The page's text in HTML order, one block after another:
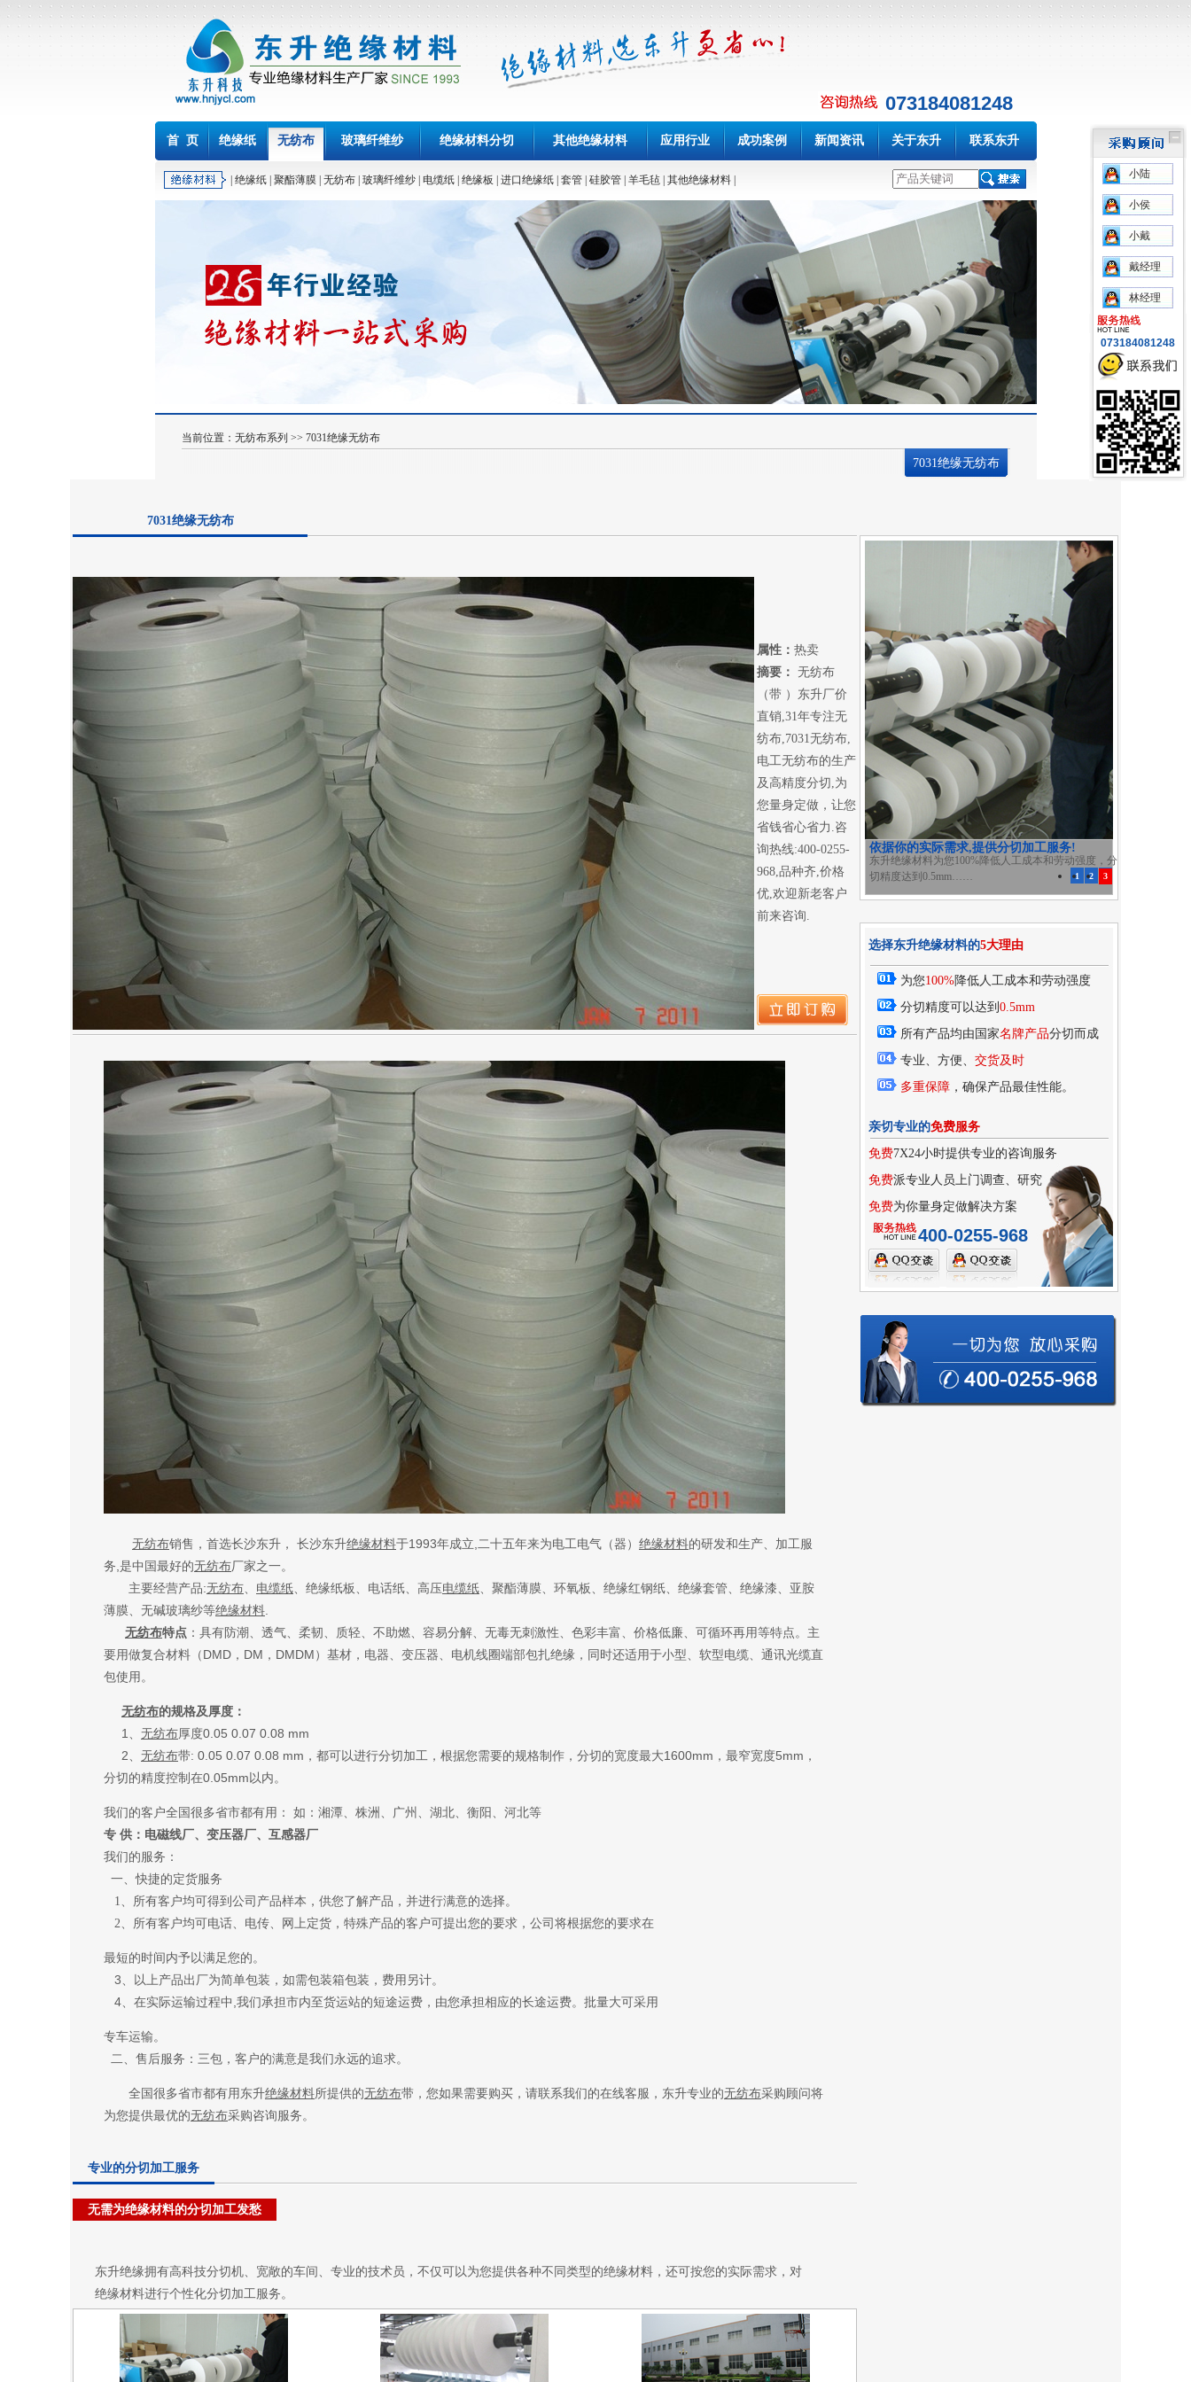
073184081248
首 页 绝缘纸 无纺布 玻璃纤维纱 绝缘材料分切 其他绝缘材料 应用行业 成功案例 新闻资讯 关于东升 联系东升
绝缘纸| 聚酯薄膜| 无纺布| 玻璃纤维纱| 电缆纸| 绝缘板 进口绝缘纸| 套管| 硅胶管| 羊毛毡| 其他绝缘材料|
当前位置： 无纺布系列 >> 7031绝缘无纺布
7031绝缘无纺布
7031绝缘无纺布
属性： 热卖
摘要： 无纺布
（带 ）东升厂价
直销,31年专注无
纺布,7031无纺布,
电工无纺布的生产
及高精度分切,为
您量身定做，让您
省钱省心省力.咨
询热线:400-0255-
968,品种齐,价格
优,欢迎新老客户
前来咨询.
无纺布销售，首选长沙东升， 长沙东升绝缘材料于1993年成立,二十五年来为电工电气（器） 绝缘材料的研发和生产、加工服
务,是中国最好的无纺布厂家之一。
主要经营产品:无纺布 电缆纸 、绝缘纸板、电话纸、高压电缆纸 、聚酯薄膜、环氧板、绝缘红钢纸、绝缘套管、绝缘漆、亚胺
薄膜、无碱玻璃纱等绝缘材料
无纺布特点 ：具有防潮、透气、柔韧、质轻、不助燃、容易分解、无毒无刺激性、色彩丰富、价格低廉、可循环再用等特点。主
要用做复合材料（DMD，DM，DMDM）基材，电器、变压器、电机线圈端部包扎绝缘，同时还适用于小型、软型电缆、通讯光缆直
包使用。
无纺布的规格及厚度：
1、 无纺布厚度0.05 0.07 0.08 mm
2、 无纺布带: 0.05 0.07 0.08 mm，都可以进行分切加工，根据您需要的规格制作，分切的宽度最大1600mm，最窄宽度5mm，
分切的精度控制在0.05mm以内。
我们的客户全国很多省市都有用： 如：湘潭、株洲、广州、湖北、衡阳、河北等
专 供：电磁线厂、变压器厂、互感器厂
我们的服务：
一、快捷的定货服务
1、所有客户均可得到公司产品样本，供您了解产品，并进行满意的选择。
2、所有客户均可电话、电传、网上定货，特殊产品的客户可提出您的要求，公司将根据您的要求在
最短的时间内予以满足您的。
3、以上产品出厂为简单包装，如需包装箱包装，费用另计。
4、在实际运输过程中,我们承担市内至货运站的短途运费，由您承担相应的长途运费。批量大可采用
专车运输。
二、售后服务：三包，客户的满意是我们永远的追求。
全国很多省市都有用东升绝缘材料所提供的无纺布带， 您如果需要购买 ，请联系我们的在线客服，东升专业的无纺布采购顾问将
为您提供最优的无纺布采购咨询服务。
专业的分切加工服务
无需为绝缘材料的分切加工发愁
东升绝缘拥有高科技分切机、宽敞的车间、专业的技术员，不仅可以为您提供各种不同类型的绝缘材料，还可按您的实际需求，对
绝缘材料进行个性化分切加工服务。
100%的为您承担了分切的损耗!
东升绝缘材料完全按照您的需求进行分切加工，损耗
无需担忧，按您需要的规格……
1 2 3
选择东升绝缘材料的5大理由
为您100%降低人工成本和劳动强度
分切精度可以达到 0.5mm
所有产品均由国家名牌产品分切而成
专业、方便、 交货及时
多重保障 ，确保产品最佳性能。
亲切专业的免费服务
免费7X24小时提供专业的咨询服务
免费派专业人员上门调查、研究
免费为你量身定做解决方案
400-0255-968
小陆
小侯
小戴
戴经理
林经理
073184081248